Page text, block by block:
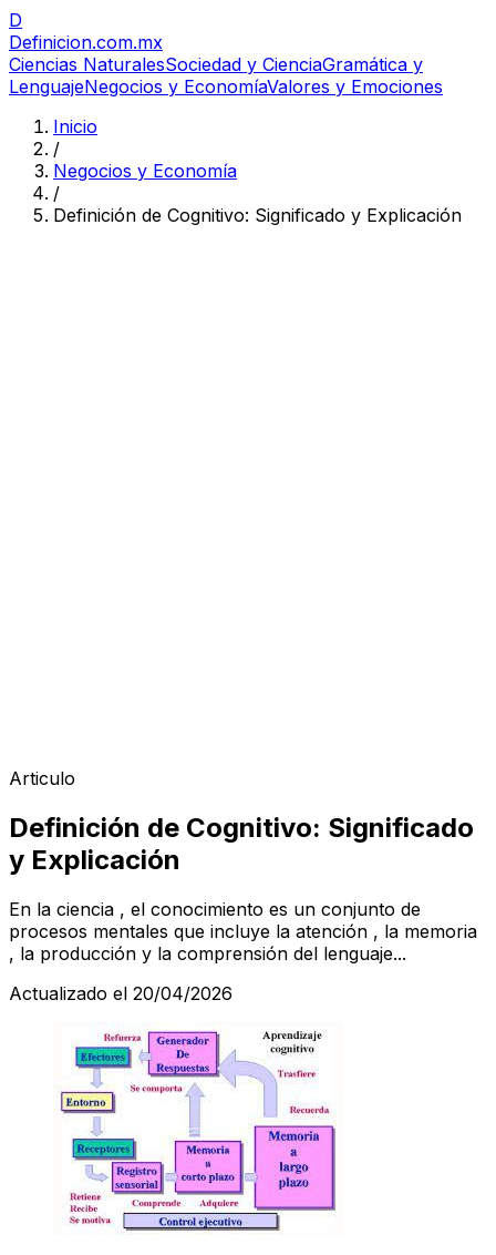
D
Definicion.com.mx
Ciencias NaturalesSociedad y CienciaGramática y
LenguajeNegocios y EconomíaValores y Emociones
Inicio
/
Negocios y Economía
/
Definición de Cognitivo: Significado y Explicación
Articulo
Definición de Cognitivo: Significado
y Explicación
En la ciencia , el conocimiento es un conjunto de
procesos mentales que incluye la atención , la memoria
, la producción y la comprensión del lenguaje...
Actualizado el 20/04/2026